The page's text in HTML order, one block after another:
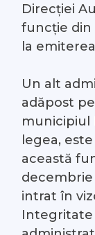
Direcției
funcție din
la
Un alt
adăpost
municipiul
legea,
această
decembrie
intrat în
Integritate